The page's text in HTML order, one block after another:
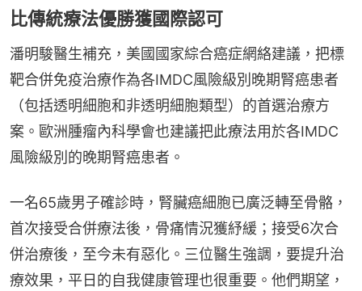
比傳統療法優勝獲國際認可
潘明駿醫生補充，美國國家綜合癌症網絡建議，把標
靶合併免疫治療作為各IMDC風險級別晚期腎癌患者
（包括透明細胞和非透明細胞類型）的首選治療方
案。歐洲腫瘤內科學會也建議把此療法用於各IMDC
風險級別的晚期腎癌患者。
一名65歲男子確診時，腎臟癌細胞已廣泛轉至骨骼，
首次接受合併療法後，骨痛情況獲紓緩；接受6次合
併治療後，至今未有惡化。三位醫生強調，要提升治
療效果，平日的自我健康管理也很重要。他們期望，